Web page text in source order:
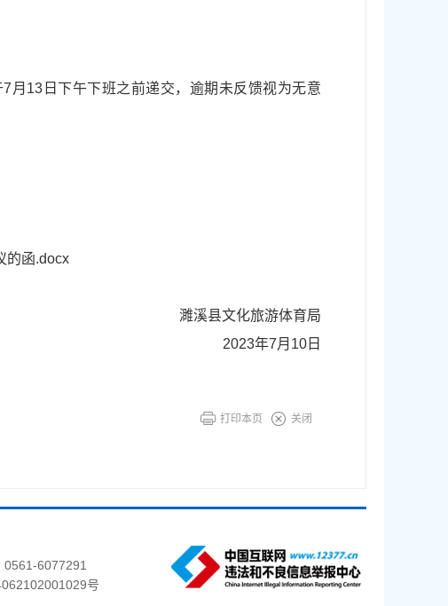
月13日下午下班之前递交，逾期未反馈视为无意
的函.docx
濉溪县文化旅游体育局
2023年7月10日
打印本页 关闭
0561-6077291
号